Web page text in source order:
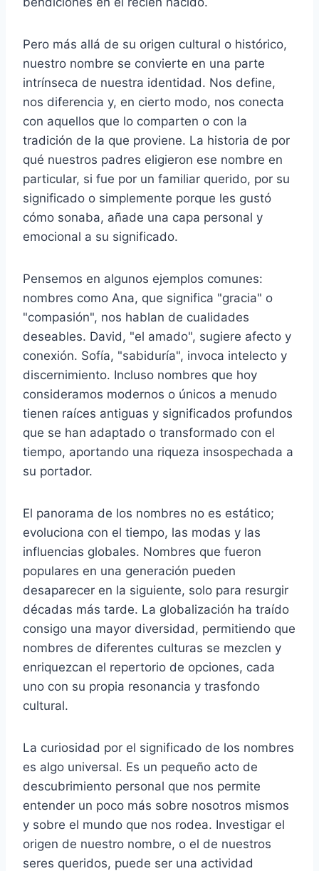
Pero más allá de su origen cultural o histórico,
nuestro nombre se convierte en una parte
intrínseca de nuestra identidad. Nos define,
nos diferencia y, en cierto modo, nos conecta
con aquellos que lo comparten o con la
tradición de la que proviene. La historia de por
qué nuestros padres eligieron ese nombre en
particular, si fue por un familiar querido, por su
significado o simplemente porque les gustó
cómo sonaba, añade una capa personal y
emocional a su significado.
Pensemos en algunos ejemplos comunes:
nombres como Ana, que significa "gracia" o
"compasión", nos hablan de cualidades
deseables. David, "el amado", sugiere afecto y
conexión. Sofía, "sabiduría", invoca intelecto y
discernimiento. Incluso nombres que hoy
consideramos modernos o únicos a menudo
tienen raíces antiguas y significados profundos
que se han adaptado o transformado con el
tiempo, aportando una riqueza insospechada a
su portador.
El panorama de los nombres no es estático;
evoluciona con el tiempo, las modas y las
influencias globales. Nombres que fueron
populares en una generación pueden
desaparecer en la siguiente, solo para resurgir
décadas más tarde. La globalización ha traído
consigo una mayor diversidad, permitiendo que
nombres de diferentes culturas se mezclen y
enriquezcan el repertorio de opciones, cada
uno con su propia resonancia y trasfondo
cultural.
La curiosidad por el significado de los nombres
es algo universal. Es un pequeño acto de
descubrimiento personal que nos permite
entender un poco más sobre nosotros mismos
y sobre el mundo que nos rodea. Investigar el
origen de nuestro nombre, o el de nuestros
seres queridos, puede ser una actividad